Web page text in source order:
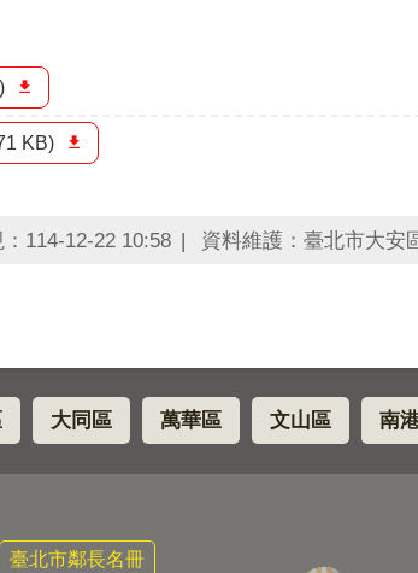
KB)
114-12-22 10:58 資料維護：臺北市大安
大同區 萬華區 文山區 南
臺北市鄰長名冊